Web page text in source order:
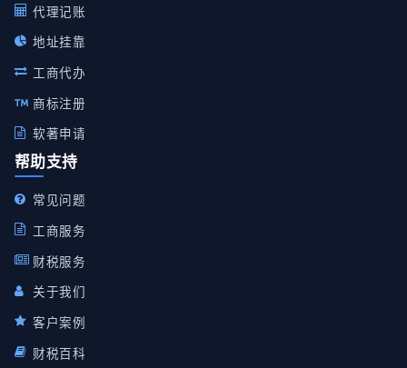
代理记账
地址挂靠
工商代办
商标注册
软著申请
帮助支持
常见问题
工商服务
财税服务
关于我们
客户案例
财税百科